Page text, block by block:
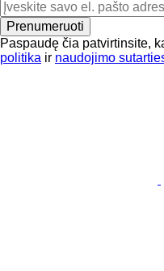
Prenumeruoti
Paspaudę čia patvirtinsite,
politika ir naudojimo